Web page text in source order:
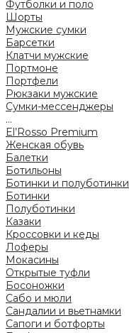
Футболки и поло
Шорты
Мужские сумки
Барсетки
Клатчи мужские
Портмоне
Портфели
Рюкзаки мужские
Сумки-мессенджеры
...
El’Rosso Premium
Женская обувь
Балетки
Ботильоны
Ботинки и полуботинки
Ботинки
Полуботинки
Казаки
Кроссовки и кеды
Лоферы
Мокасины
Открытые туфли
Босоножки
Сабо и мюли
Сандалии и вьетнамки
Сапоги и ботфорты